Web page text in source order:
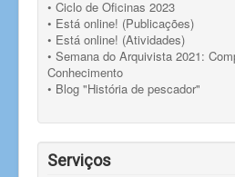
• Ciclo de Oficinas 2023
• Está online! (Publicações)
• Está online! (Atividades)
• Semana do Arquivista 2021:
Conhecimento
• Blog "História de pescador"
Serviços